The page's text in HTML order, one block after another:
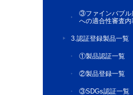
③ファインバブル
への適合性審査内
3.認証登録製品一覧
①製品認証一覧
②製品登録一覧
③SDGs認証一覧